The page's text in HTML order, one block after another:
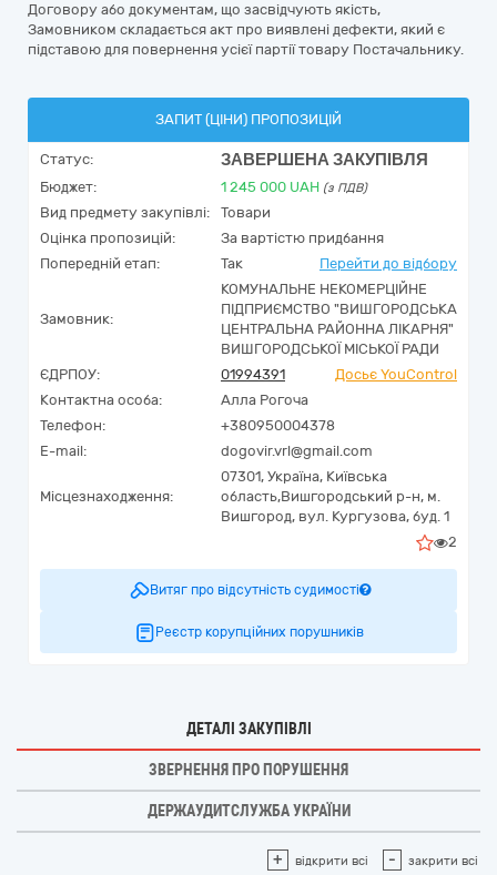
Договору або документам, що засвідчують якість,
Замовником складається акт про виявлені дефекти, який є
підставою для повернення усієї партії товару Постачальнику.
ЗАПИТ (ЦІНИ) ПРОПОЗИЦІЙ
Статус: ЗАВЕРШЕНА ЗАКУПІВЛЯ
Бюджет: 1 245 000 UAH (з ПДВ)
Вид предмету закупівлі:
Товари
Оцінка пропозицій:
За вартістю придбання
Попередній етап:
Так Перейти до відбору
Замовник:
КОМУНАЛЬНЕ НЕКОМЕРЦІЙНЕ
ПІДПРИЄМСТВО "ВИШГОРОДСЬКА
ЦЕНТРАЛЬНА РАЙОННА ЛІКАРНЯ"
ВИШГОРОДСЬКОЇ МІСЬКОЇ РАДИ
ЄДРПОУ:
01994391
Досьє YouControl
Контактна особа:
Алла Рогоча
Телефон:
+380950004378
E-mail:
dogovir.vrl@gmail.com
Місцезнаходження:
07301, Україна, Київська
область,Вишгородський р-н, м.
Вишгород, вул. Кургузова, буд. 1
2
Витяг про відсутність судимості
Реєстр корупційних порушників
ДЕТАЛІ ЗАКУПІВЛІ
ЗВЕРНЕННЯ ПРО ПОРУШЕННЯ
ДЕРЖАУДИТСЛУЖБА УКРАЇНИ
+ відкрити всі - закрити всі